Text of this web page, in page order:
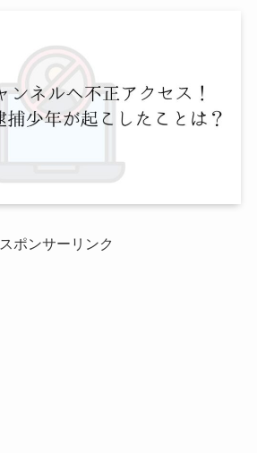
スポンサーリンク